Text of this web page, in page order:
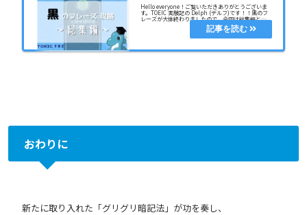
Hello everyone！ご覧いただきありがとうございま
す。TOEIC 実験記の Delph (デルフ)です！！黒のフ
レーズが大体終わりましたので、今回は総集編とし
てまとめてみました。自分が黒のフレーズをどうや
って進んできたのかがこの記
おわりに
新たに取り入れた「グリグリ暗記法」が功を奏し、